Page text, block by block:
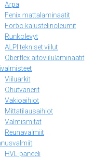
Arpa
Fenix mattalaminaatit
Forbo kalustelinoleumit
Runkolevyt
ALPI tekniset viilut
Oberflex aitoviilulaminaatit
Viiluarkit
Ohutvanerit
Vakioaihiot
Mittatilausaihiot
Valmismitat
Reunavalmiit
HVL-paneeli